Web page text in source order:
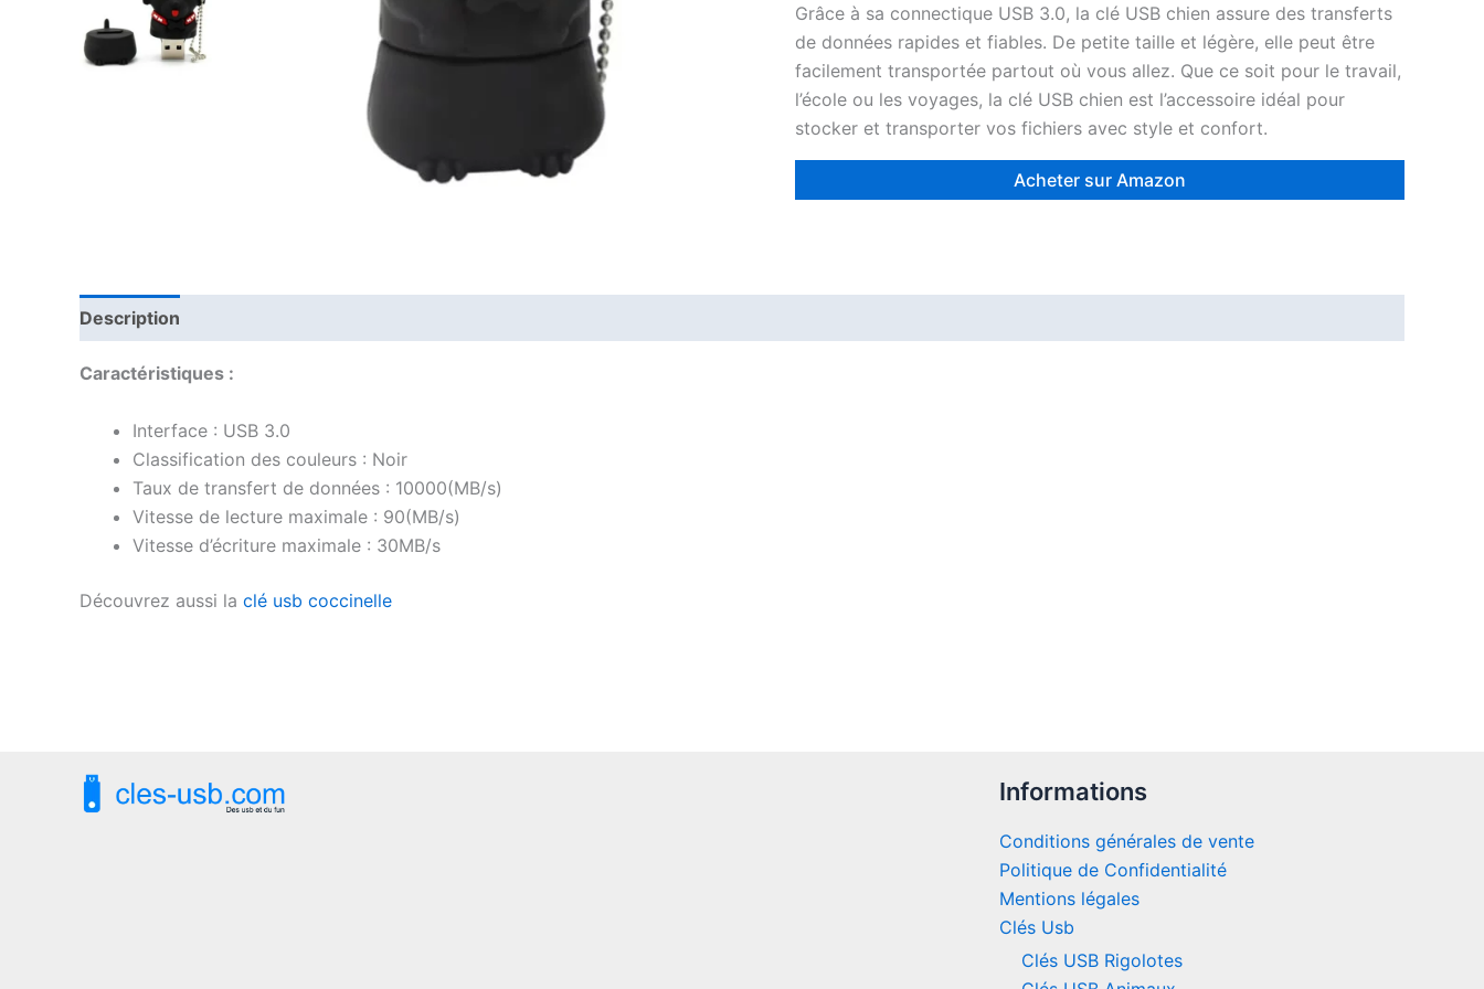
Grâce à sa connectique USB 3.0, la clé USB chien assure des transferts
de données rapides et fiables. De petite taille et légère, elle peut être
facilement transportée partout où vous allez. Que ce soit pour le travail,
l’école ou les voyages, la clé USB chien est l’accessoire idéal pour
stocker et transporter vos fichiers avec style et confort.
Acheter sur Amazon
Description
Caractéristiques :
Interface : USB 3.0
Classification des couleurs : Noir
Taux de transfert de données : 10000(MB/s)
Vitesse de lecture maximale : 90(MB/s)
Vitesse d’écriture maximale : 30MB/s
Découvrez aussi la clé usb coccinelle
Informations
Conditions générales de vente
Politique de Confidentialité
Mentions légales
Clés Usb
Clés USB Rigolotes